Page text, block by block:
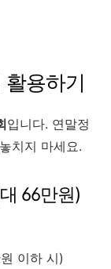
용하기
입니다. 연말정
치지 마세요.
66만원)
이하 시)